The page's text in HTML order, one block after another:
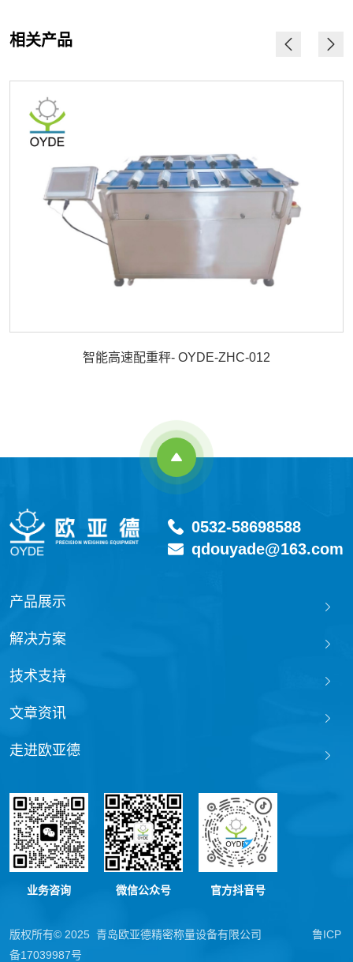
相关产品
智能高速配重秤- OYDE-ZHC-012
0532-58698588
qdouyade@163.com
产品展示
解决方案
技术支持
文章资讯
走进欧亚德
业务咨询 微信公众号 官方抖音号
版权所有© 2025 青岛欧亚德精密称量设备有限公司 鲁ICP
备17039987号